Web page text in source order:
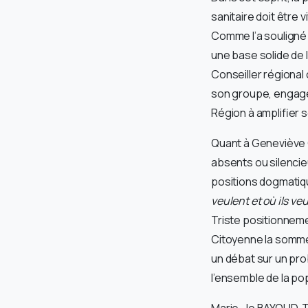
sanitaire doit être
Comme l’a
une base solide de
Conseiller régional
son groupe,
Région à amplifier
Quant à
absents ou
positions
veulent et où ils
Triste
Citoyenne la
un débat sur un
l’ensemble de la